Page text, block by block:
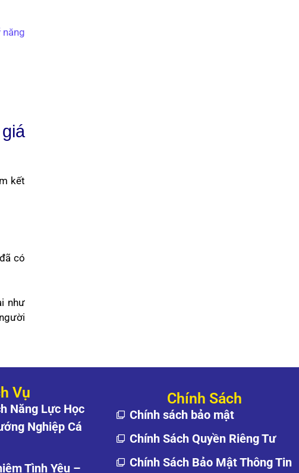
kết
có
như
Vụ
Năng Lực Học
Nghiệp Cá
Tình Yêu –
Chính Sách
Chính sách bảo mật
Chính Sách Quyền Riêng Tư
Chính Sách Bảo Mật Thông Tin